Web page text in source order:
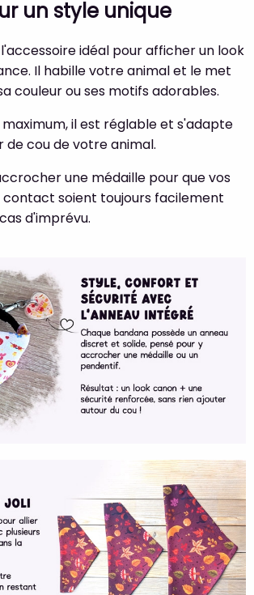
un style unique
idéal pour afficher un look
Il habille votre animal et le met
couleur ou ses motifs adorables.
il est réglable et s'adapte
de cou de votre animal.
une médaille pour que vos
soient toujours facilement
d'imprévu.